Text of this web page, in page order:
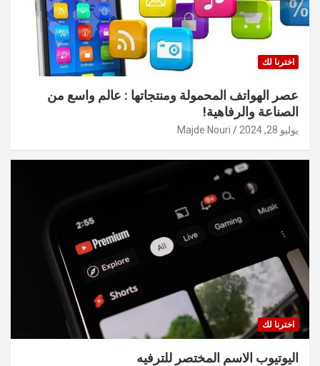
اخترنا لك
عصر الهواتف المحمولة ومنتجاتها : عالم واسع من
الصناعة والرفاهية!
يوليو 28, 2024 Majde Nouri
اخترنا لك
اليوتيوب الاسم المختصر للترفيه